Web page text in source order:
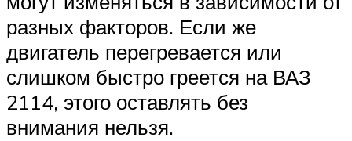
разных факторов. Если же
двигатель перегревается или
слишком быстро греется на ВАЗ
2114, этого оставлять без
внимания нельзя.